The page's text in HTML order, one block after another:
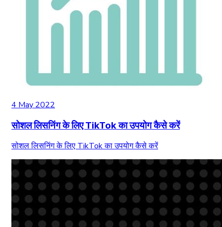
4 May 2022
सोशल लिसनिंग के लिए TikTok का उपयोग कैसे करें
सोशल लिसनिंग के लिए TikTok का उपयोग कैसे करें